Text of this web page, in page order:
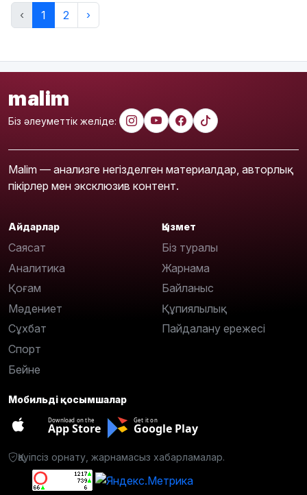
‹ 1 2 ›
malim
Біз әлеуметтік желіде:
Malim — анализге негізделген материалдар, авторлық
пікірлер мен эксклюзив контент.
Айдарлар
Саясат
Аналитика
Қоғам
Мәдениет
Сұхбат
Спорт
Бейне
Қызмет
Біз туралы
Жарнама
Байланыс
Құпиялылық
Пайдалану ережесі
Мобильді қосымшалар
Download on the
App Store
Get it on
Google Play
Қауіпсіз орнату, жарнамасыз хабарламалар.